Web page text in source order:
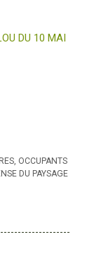
DU 10 MAI
OCCUPANTS
DU PAYSAGE